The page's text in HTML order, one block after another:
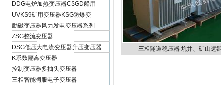
DDG电炉加热变压器CSGD船用
UVKS9矿用变压器KSG防爆变
励磁变压器风力发电变压器系列
ZSG整流变压器
DSG低压大电流变压器升压变压器
K系数隔离变压器
控制变压器多抽头变压器
三相智能伺服电子变压器
三相隧道稳压器 坑井、矿山远